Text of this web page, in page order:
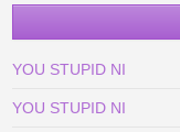
YOU STUPID NI
YOU STUPID NI